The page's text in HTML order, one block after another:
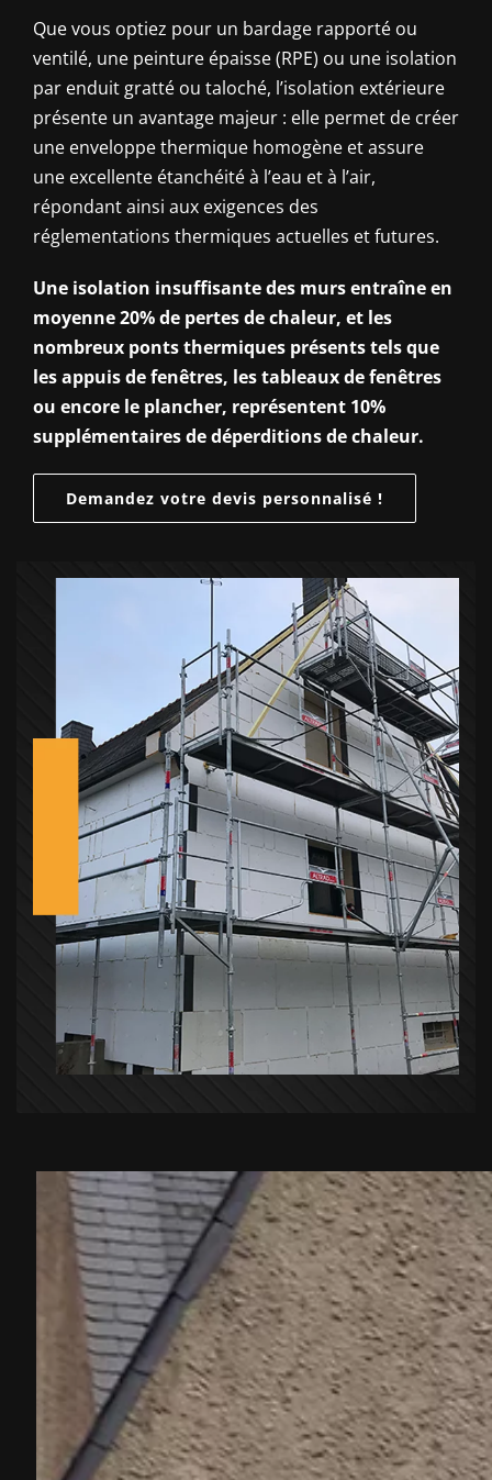
Que vous optiez pour un bardage rapporté ou
ventilé, une peinture épaisse (RPE) ou une isolation
par enduit gratté ou taloché, l’isolation extérieure
présente un avantage majeur : elle permet de créer
une enveloppe thermique homogène et assure
une excellente étanchéité à l’eau et à l’air,
répondant ainsi aux exigences des
réglementations thermiques actuelles et futures.
Une isolation insuffisante des murs entraîne en
moyenne 20% de pertes de chaleur, et les
nombreux ponts thermiques présents tels que
les appuis de fenêtres, les tableaux de fenêtres
ou encore le plancher, représentent 10%
supplémentaires de déperditions de chaleur.
Demandez votre devis personnalisé !